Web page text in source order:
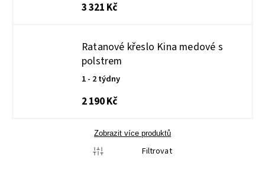
3 321 Kč
Ratanové křeslo Kina medové s
polstrem
1 - 2 týdny
2 190 Kč
Zobrazit více produktů